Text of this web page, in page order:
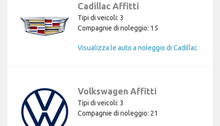
Cadillac Affitti
Tipi di veicoli: 3
Compagnie di noleggio: 15
Visualizza le auto a noleggio di Cadillac
Volkswagen Affitti
Tipi di veicoli: 3
Compagnie di noleggio: 21